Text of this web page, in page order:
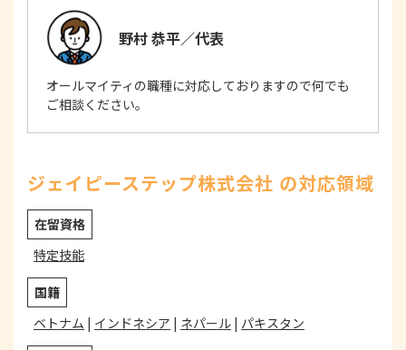
野村 恭平／代表
オールマイティの職種に対応しておりますので何でも
ご相談ください。
ジェイピーステップ株式会社 の対応領域
在留資格
特定技能
国籍
ベトナム | インドネシア | ネパール | パキスタン